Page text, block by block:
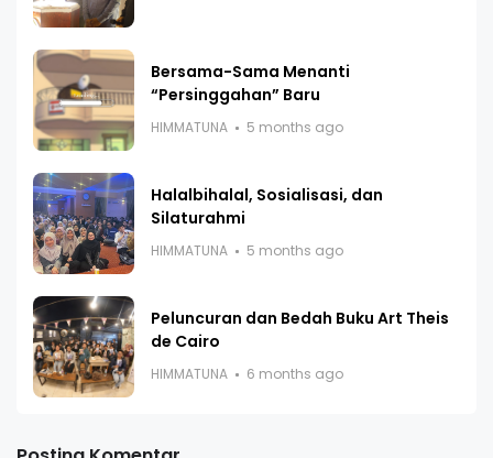
Bersama-Sama Menanti
“Persinggahan” Baru
HIMMATUNA 5 months ago
Halalbihalal, Sosialisasi, dan
Silaturahmi
HIMMATUNA 5 months ago
Peluncuran dan Bedah Buku Art Theis
de Cairo
HIMMATUNA 6 months ago